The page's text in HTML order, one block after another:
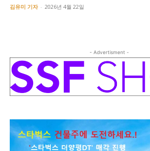
김유미 기자 - 2026년 4월 22일
- Advertisment -